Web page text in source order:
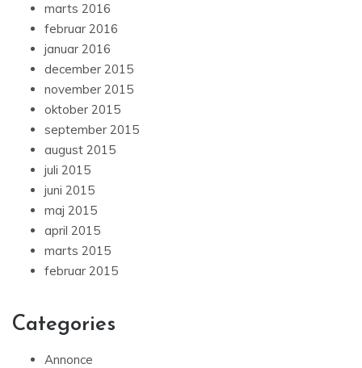
marts 2016
februar 2016
januar 2016
december 2015
november 2015
oktober 2015
september 2015
august 2015
juli 2015
juni 2015
maj 2015
april 2015
marts 2015
februar 2015
Categories
Annonce